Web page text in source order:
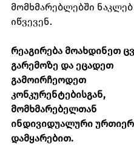
მომხმარებლებში
იწვევენ.
რეაგირება მოახდინეთ
გარემოზე და ეცადეთ
გამოირჩეოდეთ
კონკურენტებისგან,
მომხმარებელთან
ინდივიდუალური
დამყარებით.